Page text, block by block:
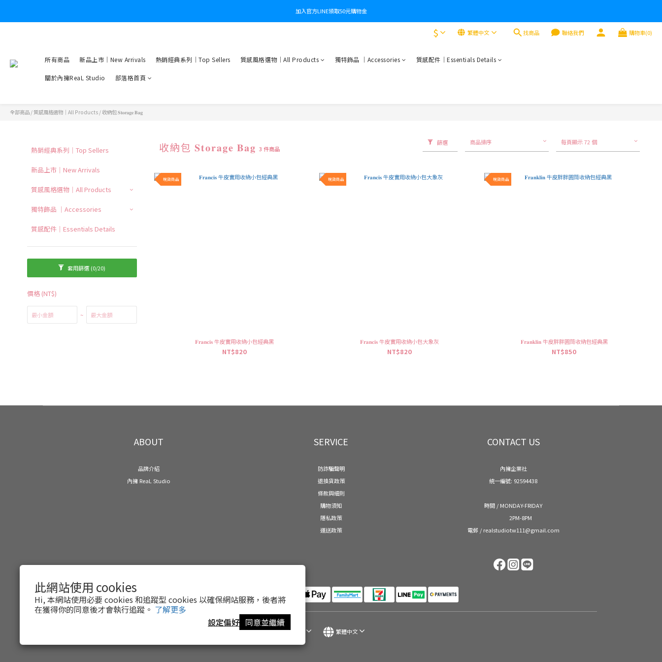
此網站使用 cookies
Hi, 本網站使用必要 cookies 和追蹤型 cookies 以確保網站服務，後者將
在獲得你的同意後才會執行追蹤。 了解更多
設定偏好 同意並繼續
加入官方LINE領取50元購物金
$ 繁體中文 找商品 聯絡我們 購物車(0)
所有商品 新品上市｜New Arrivals 熱銷經典系列｜Top Sellers 質感風格選物｜All Products 獨特飾品 ｜Accessories 質感配件｜Essentials Details
關於內擁ReaL Studio 部落格首頁
全部商品 /質感風格選物｜All Products /收納包 𝐒𝐭𝐨𝐫𝐚𝐠𝐞 𝐁𝐚𝐠
熱銷經典系列｜Top Sellers
新品上市｜New Arrivals
質感風格選物｜All Products
獨特飾品 ｜Accessories
質感配件｜Essentials Details
套用篩選 (0/20)
價格 (NT$)
~
收納包 𝐒𝐭𝐨𝐫𝐚𝐠𝐞 𝐁𝐚𝐠3 件商品
篩選 商品排序 每頁顯示 72 個
現貨商品
𝐅𝐫𝐚𝐧𝐜𝐢𝐬 牛皮實用收納小包經典黑
NT$820
現貨商品
𝐅𝐫𝐚𝐧𝐜𝐢𝐬 牛皮實用收納小包大象灰
NT$820
現貨商品
𝐅𝐫𝐚𝐧𝐤𝐥𝐢𝐧 牛皮胖胖圓筒收納包經典黑
NT$850
ABOUT
品牌介紹
內擁 ReaL Studio
SERVICE
防詐騙聲明
退換貨政策
條款與細則
購物須知
隱私政策
運送政策
CONTACT US
內擁企業社
統一編號: 92594438
時間 / MONDAY-FRIDAY
2PM-8PM
電郵 / realstudiotw111@gmail.com
$ 繁體中文